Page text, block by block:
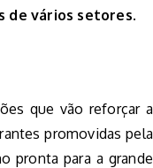
de vários setores.
que vão reforçar a
promovidas pela
pronta para a grande